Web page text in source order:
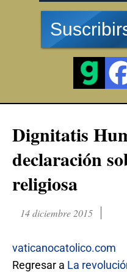
Dignitatis
declaración
religiosa
14 diciembre 2015
vaticanocatolico.com
Regresar a La